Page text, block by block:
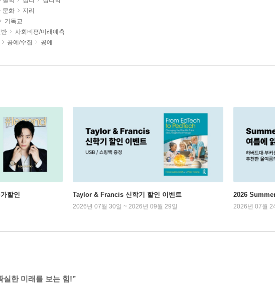
문화
지리
기독교
반
사회비평/미래예측
공예/수집 공예
할인 Taylor & Francis 신학기 할인 이벤트
2026년 07월 30일 ~ 2026년 09월 29일
2026
2026년 07월
실한 미래를 보는 힘!”